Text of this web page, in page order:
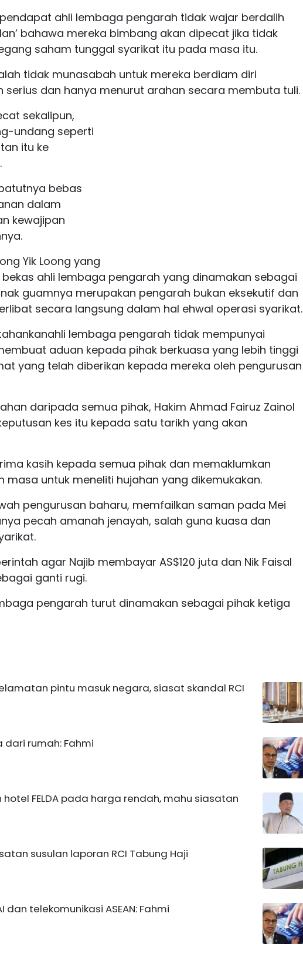
ahli lembaga pengarah tidak wajar berdalih
bahawa mereka bimbang akan dipecat jika tidak
saham tunggal syarikat itu pada masa itu.
tidak munasabah untuk mereka berdiam diri
serius dan hanya menurut arahan secara membuta tuli.
sekalipun,
undang seperti
itu ke
bebas
dalam
kewajipan
Yik Loong yang
ahli lembaga pengarah yang dinamakan sebagai
guamnya merupakan pengarah bukan eksekutif dan
secara langsung dalam hal ehwal operasi syarikat.
lembaga pengarah tidak mempunyai
aduan kepada pihak berkuasa yang lebih tinggi
yang telah diberikan kepada mereka oleh pengurusan
daripada semua pihak, Hakim Ahmad Fairuz Zainol
kes itu kepada satu tarikh yang akan
kasih kepada semua pihak dan memaklumkan
masa untuk meneliti hujahan yang dikemukakan.
pengurusan baharu, memfailkan saman pada Mei
pecah amanah jenayah, salah guna kuasa dan
agar Najib membayar AS$120 juta dan Nik Faisal
ganti rugi.
pengarah turut dinamakan sebagai pihak ketiga
pintu masuk negara, siasat skandal RCI
rumah: Fahmi
FELDA pada harga rendah, mahu siasatan
susulan laporan RCI Tabung Haji
telekomunikasi ASEAN: Fahmi